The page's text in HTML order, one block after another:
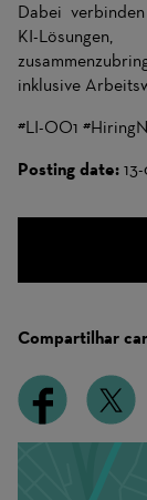
Dabei
KI-
inklusive
#LI-OO1
Posting date:
Compartilhar